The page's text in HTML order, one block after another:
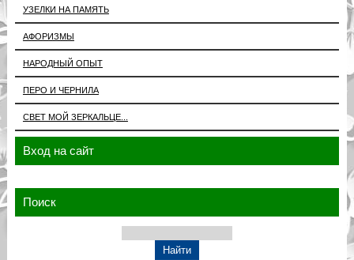
УЗЕЛКИ НА ПАМЯТЬ
АФОРИЗМЫ
НАРОДНЫЙ ОПЫТ
ПЕРО И ЧЕРНИЛА
СВЕТ МОЙ ЗЕРКАЛЬЦЕ...
Вход на сайт
Поиск